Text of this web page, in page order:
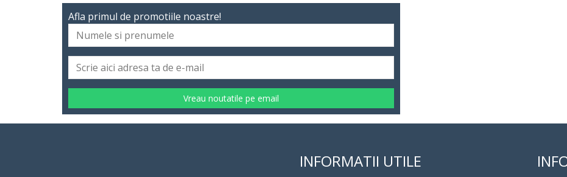
Afla primul de promotiile noastre!
Vreau noutatile pe email
INFORMATII UTILE